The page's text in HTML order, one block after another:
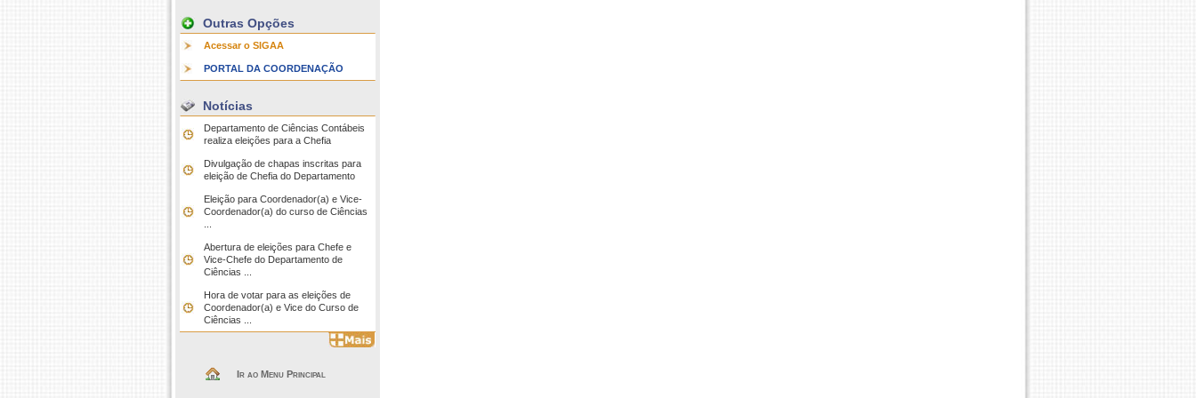
Outras Opções
Acessar o SIGAA
PORTAL DA COORDENAÇÃO
Notícias
Departamento de Ciências Contábeis
realiza eleições para a Chefia
Divulgação de chapas inscritas para
eleição de Chefia do Departamento
Eleição para Coordenador(a) e Vice-
Coordenador(a) do curso de Ciências
Abertura de eleições para Chefe e
Vice-Chefe do Departamento de
Ciências ...
Hora de votar para as eleições de
Coordenador(a) e Vice do Curso de
Ciências ...
Ir ao Menu Principal